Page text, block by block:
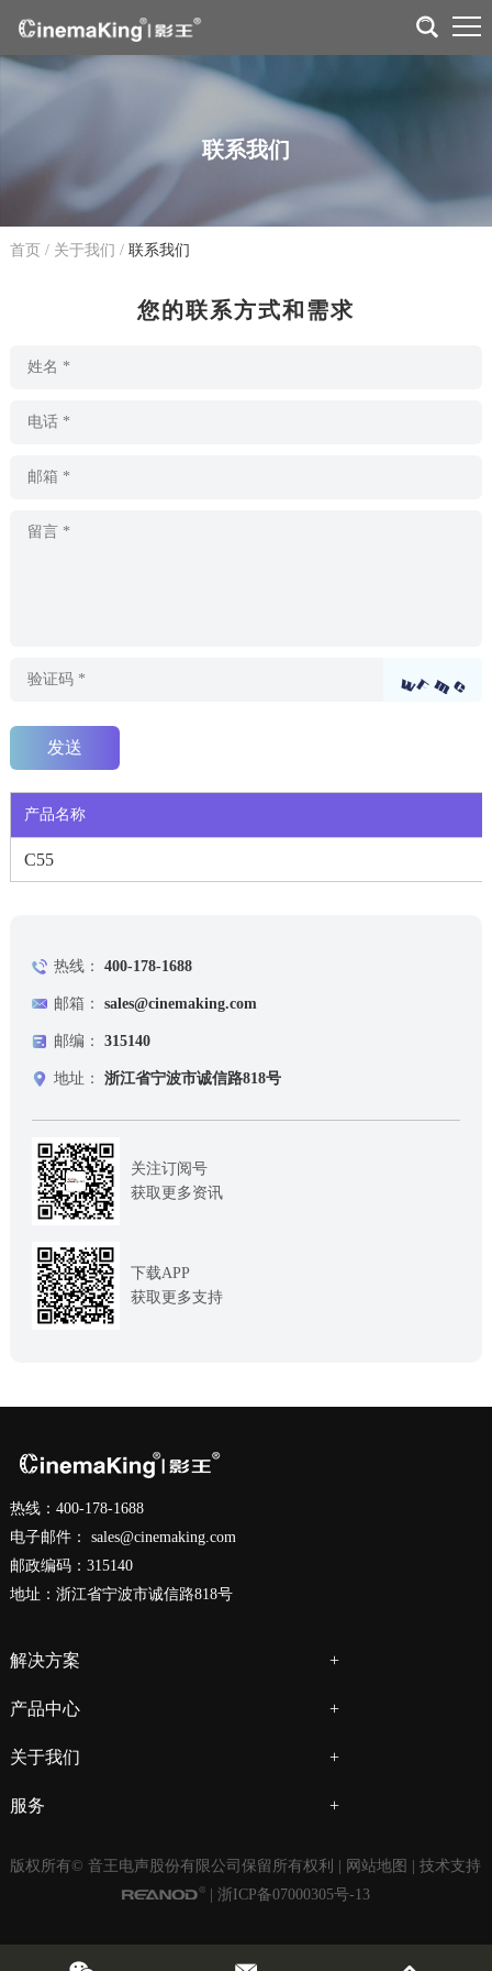
联系我们
首页 / 关于我们 / 联系我们
您的联系方式和需求
产品名称
C55
热线： 400-178-1688
邮箱： sales@cinemaking.com
邮编： 315140
地址： 浙江省宁波市诚信路818号
关注订阅号
获取更多资讯
下载APP
获取更多支持
热线：400-178-1688
电子邮件： sales@cinemaking.com
邮政编码：315140
地址：浙江省宁波市诚信路818号
解决方案
产品中心
关于我们
服务
版权所有© 音王电声股份有限公司保留所有权利 | 网站地图
| 技术支持
浙ICP备07000305号-13